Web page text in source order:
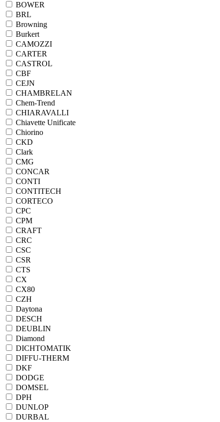
BOWER
BRL
Browning
Burkert
CAMOZZI
CARTER
CASTROL
CBF
CEJN
CHAMBRELAN
Chem-Trend
CHIARAVALLI
Chiavette Unificate
Chiorino
CKD
Clark
CMG
CONCAR
CONTI
CONTITECH
CORTECO
CPC
CPM
CRAFT
CRC
CSC
CSR
CTS
CX
CX80
CZH
Daytona
DESCH
DEUBLIN
Diamond
DICHTOMATIK
DIFFU-THERM
DKF
DODGE
DOMSEL
DPH
DUNLOP
DURBAL